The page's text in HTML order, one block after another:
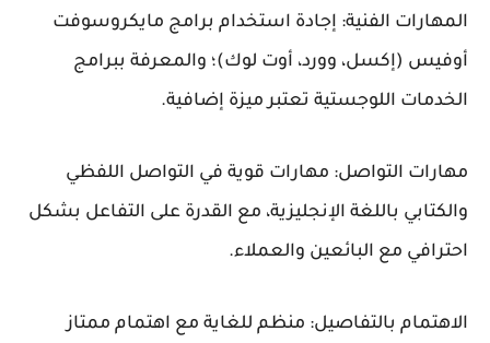
المهارات الفنية: إجادة استخدام برامج مايكروسوفت
أوفيس (إكسل، وورد، أوت لوك)؛ والمعرفة ببرامج
الخدمات اللوجستية تعتبر ميزة إضافية.
مهارات التواصل: مهارات قوية في التواصل اللفظي
والكتابي باللغة الإنجليزية، مع القدرة على التفاعل بشكل
احترافي مع البائعين والعملاء.
الاهتمام بالتفاصيل: منظم للغاية مع اهتمام ممتاز